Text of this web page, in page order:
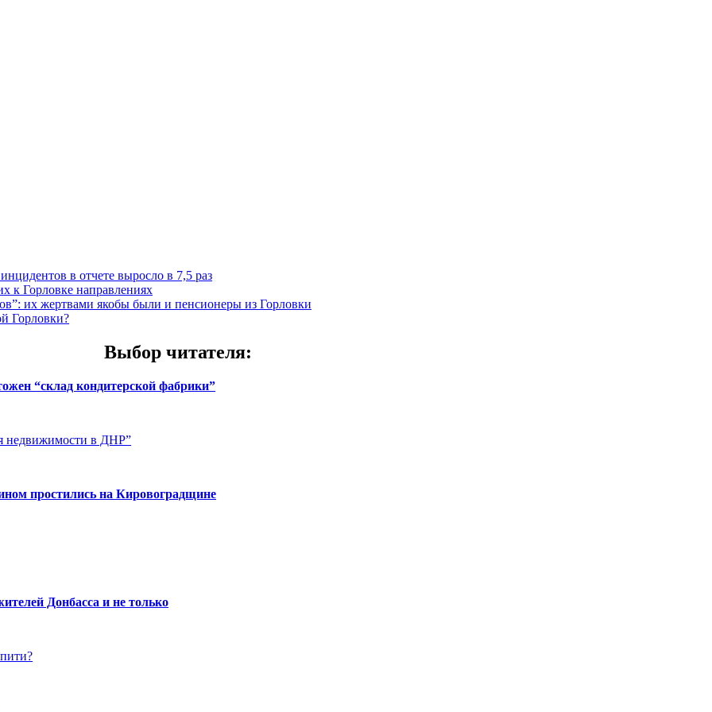
в отчете выросло в 7,5 раз
к Горловке направлениях
их жертвами якобы были и пенсионеры из Горловки
Горловки?
Выбор читателя:
“склад кондитерской фабрики”
недвижимости в ДНР”
простились на Кировоградщине
Донбасса и не только